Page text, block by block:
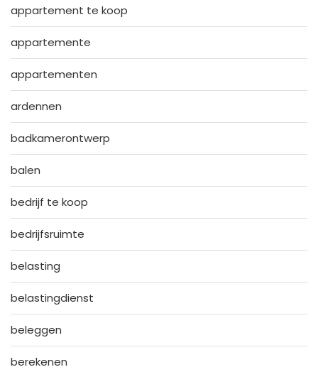
appartement te koop
appartemente
appartementen
ardennen
badkamerontwerp
balen
bedrijf te koop
bedrijfsruimte
belasting
belastingdienst
beleggen
berekenen